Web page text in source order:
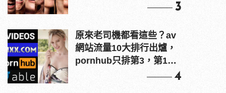
3
原來老司機都看這些？av
網站流量10大排行出爐，
pornhub只排第3，第1名
4